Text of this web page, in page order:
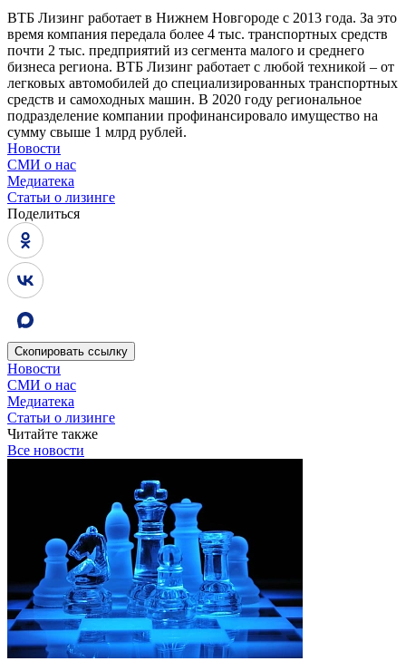
ВТБ Лизинг работает в Нижнем Новгороде с 2013 года. За это
время компания передала более 4 тыс. транспортных средств
почти 2 тыс. предприятий из сегмента малого и среднего
бизнеса региона. ВТБ Лизинг работает с любой техникой – от
легковых автомобилей до специализированных транспортных
средств и самоходных машин. В 2020 году региональное
подразделение компании профинансировало имущество на
сумму свыше 1 млрд рублей.
Новости
СМИ о нас
Медиатека
Статьи о лизинге
Поделиться
Скопировать ссылку
Новости
СМИ о нас
Медиатека
Статьи о лизинге
Читайте также
Все новости